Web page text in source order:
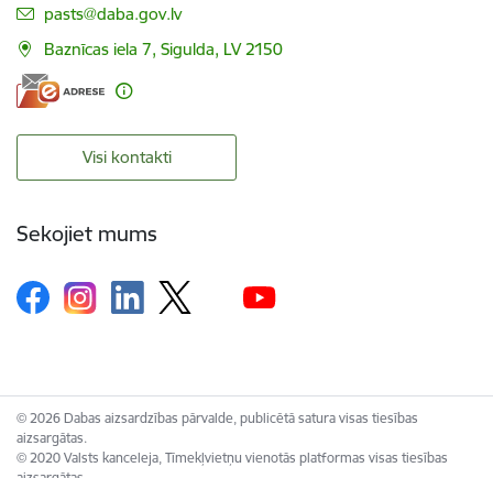
E-pasts:
pasts@daba.gov.lv
Baznīcas iela 7, Sigulda, LV 2150
Visi kontakti
Sekojiet mums
© 2026 Dabas aizsardzības pārvalde, publicētā satura visas tiesības
aizsargātas.
© 2020 Valsts kanceleja, Tīmekļvietņu vienotās platformas visas tiesības